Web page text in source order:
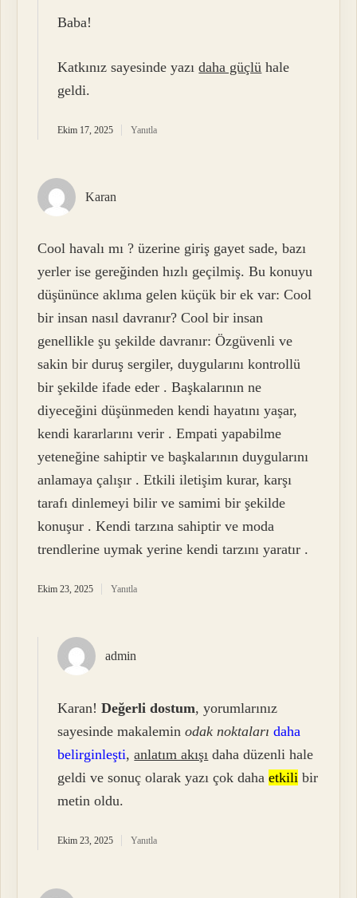
Baba!
Katkınız sayesinde yazıdaha güçlü hale
geldi.
Ekim 17, 2025 Yanıtla
Karan
Cool havalı mı ? üzerine giriş gayet sade, bazı
yerler ise gereğinden hızlı geçilmiş. Bu konuyu
düşününce aklıma gelen küçük bir ek var: Cool
bir insan nasıl davranır? Cool bir insan
genellikle şu şekilde davranır: Özgüvenli ve
sakin bir duruş sergiler, duygularını kontrollü
bir şekilde ifade eder . Başkalarının ne
diyeceğini düşünmeden kendi hayatını yaşar,
kendi kararlarını verir . Empati yapabilme
yeteneğine sahiptir ve başkalarının duygularını
anlamaya çalışır . Etkili iletişim kurar, karşı
tarafı dinlemeyi bilir ve samimi bir şekilde
konuşur . Kendi tarzına sahiptir ve moda
trendlerine uymak yerine kendi tarzını yaratır .
Ekim 23, 2025 Yanıtla
admin
Karan!Değerli dostum, yorumlarınız
sayesinde makaleminodak noktaları daha
belirginleşti,anlatım akışı daha düzenli hale
geldi ve sonuç olarak yazı çok dahaetkili bir
metin oldu.
Ekim 23, 2025 Yanıtla